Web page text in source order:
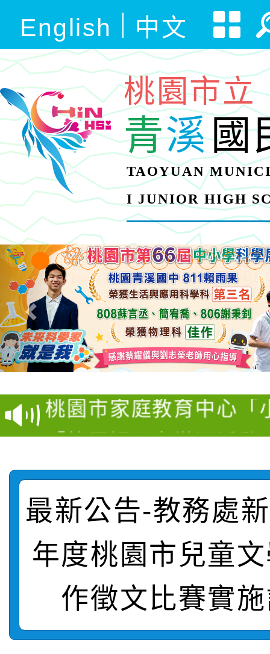
English 中文
桃園市立
青溪國
TAOYUAN
I JUNIOR HIGH
【甄選結果(第11招)】
學年度第1學期第7次代
結果(第11招)
【甄選結果(第3招)】
學年度第1學期第9次代
結果(第3招)
桃園市家庭教育中心「
程資訊」、「暑期親子
「祖孫樂淘桃」、「愛
絕-親子共學同樂會」
站幸福系列講座及成長
報，惠請貴機關(學校)
宣導。
「校園短影音徵選活動
員」簡章及活動海報，
踴躍報名參加
115學年度新生訓練注
115學年度新生補報到
結果
學年度第1學期第7次代
結果(第10招)
【甄選結果(第2招)】
學年度第1學期第9次
結果(第2招)
轉知：本市公務人員
9月16日本府B2大禮堂
函轉運動部全民運動署
最新公告-教務處
年度桃園市兒童
作徵文比賽實